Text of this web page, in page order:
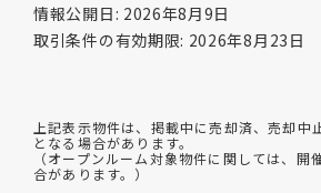
情報公開日: 2026年8月9日
取引条件の有効期限: 2026年8月23日
上記表示物件は、掲載中に売却済、売却中
となる場合があります。
（オープンルーム対象物件に関しては、開
合があります。）